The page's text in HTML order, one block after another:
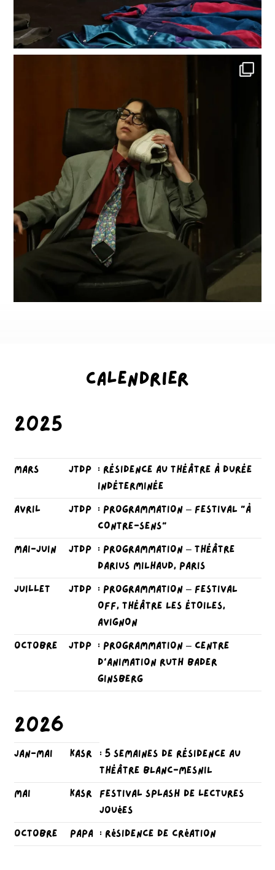
Calendrier
2025
mars JTDP
: RÉSIDENCE AU THÉÂTRE À DURÉE
INDÉTERMINÉE
avril
JTDP
: programmation – FESTIVAL “À
CONTRE-SENS”
mai-juin
JTDP
: programmation – THÉÂTRE
DARIUS MILHAUD, PARIS
juillet
JTDP
: programmation – FESTIVAL
OFF, THÉÂTRE LES ÉTOILES,
AVIGNON
octobre
JTDP
: programmation – Centre
d’Animation Ruth Bader
Ginsberg
2026
jan-mai KASR : 5 semaines de RÉSIDENCE AU
THÉÂTRE BLANC-MESNIL
mai
KASR
Festival Splash de lectures
jouées
octobre
PAPA : Résidence de création